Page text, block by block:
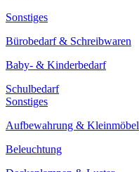
Sonstiges
Bürobedarf & Schreibwaren
Baby- & Kinderbedarf
Schulbedarf
Sonstiges
Aufbewahrung & Kleinmöbel
Beleuchtung